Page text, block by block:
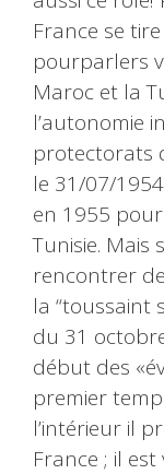
France se
pourparlers
Maroc et la
l’autonomie
protectorats
le 31/07/
en 1955
Tunisie.
rencontrer
la “toussaint
du 31
début des
premier
l’intérieur il
France ; il